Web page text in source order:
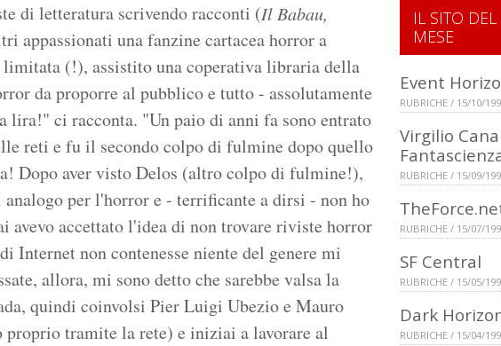
di letteratura scrivendo racconti (Il Babau,
appassionati una fanzine cartacea horror a
(!), assistito una coperativa libraria della
da proporre al pubblico e tutto - assolutamente
lira!" ci racconta. "Un paio di anni fa sono entrato
reti e fu il secondo colpo di fulmine dopo quello
Dopo aver visto Delos (altro colpo di fulmine!),
per l'horror e - terrificante a dirsi - non ho
avevo accettato l'idea di non trovare riviste horror
Internet non contenesse niente del genere mi
allora, mi sono detto che sarebbe valsa la
quindi coinvolsi Pier Luigi Ubezio e Mauro
proprio tramite la rete) e iniziai a lavorare al
IL SITO DEL
MESE
Event
RUBRICHE / 15/10/
Virgilio
RUBRICHE / 15/09/
RUBRICHE / 15/07/
SF Central
RUBRICHE / 15/05/
Dark
RUBRICHE / 15/04/